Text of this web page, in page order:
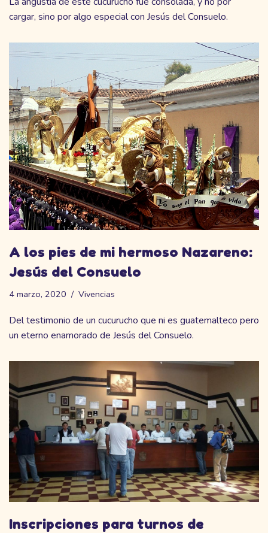
cargar, sino por algo especial con Jesús del Consuelo.
A los pies de mi hermoso Nazareno:
Jesús del Consuelo
4 marzo, 2020 Vivencias
Del testimonio de un cucurucho que ni es guatemalteco pero
un eterno enamorado de Jesús del Consuelo.
Inscripciones para turnos de